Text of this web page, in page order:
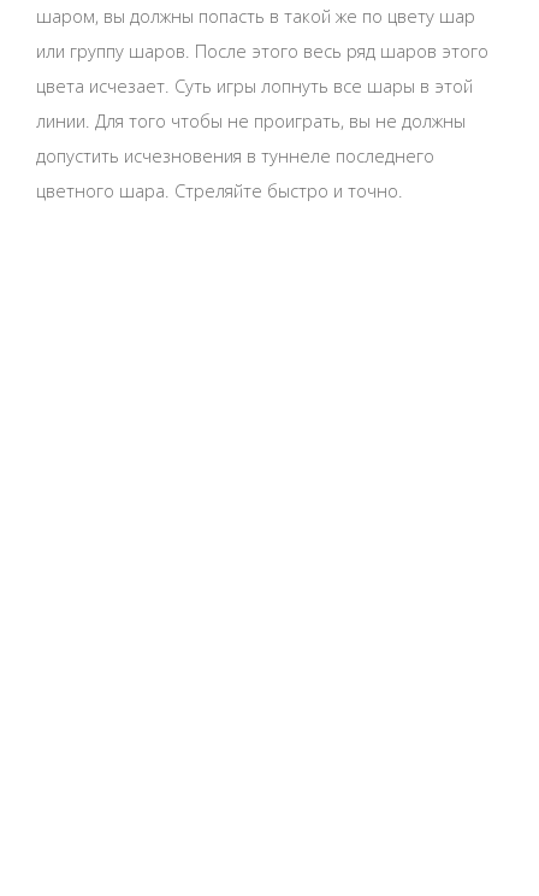
шаром, вы должны попасть в такой же по цвету шар
или группу шаров. После этого весь ряд шаров этого
цвета исчезает. Суть игры лопнуть все шары в этой
линии. Для того чтобы не проиграть, вы не должны
допустить исчезновения в туннеле последнего
цветного шара. Стреляйте быстро и точно.